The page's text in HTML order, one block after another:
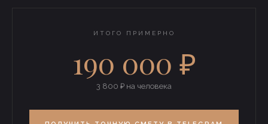
ИТОГО ПРИМЕРНО
190 000 ₽
3 800 ₽ на человека